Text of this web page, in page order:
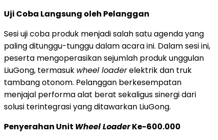
Uji Coba Langsung oleh Pelanggan
Sesi uji coba produk menjadi salah satu agenda yang
paling ditunggu-tunggu dalam acara ini. Dalam sesi ini,
peserta mengoperasikan sejumlah produk unggulan
LiuGong, termasuk wheel loaderelektrik dan truk
tambang otonom. Pelanggan berkesempatan
menjajal performa alat berat sekaligus sinergi dari
solusi terintegrasi yang ditawarkan LiuGong.
Penyerahan Unit Wheel LoaderKe-600.000